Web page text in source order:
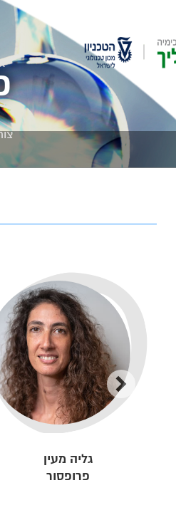
גליה מעין
פרופסור